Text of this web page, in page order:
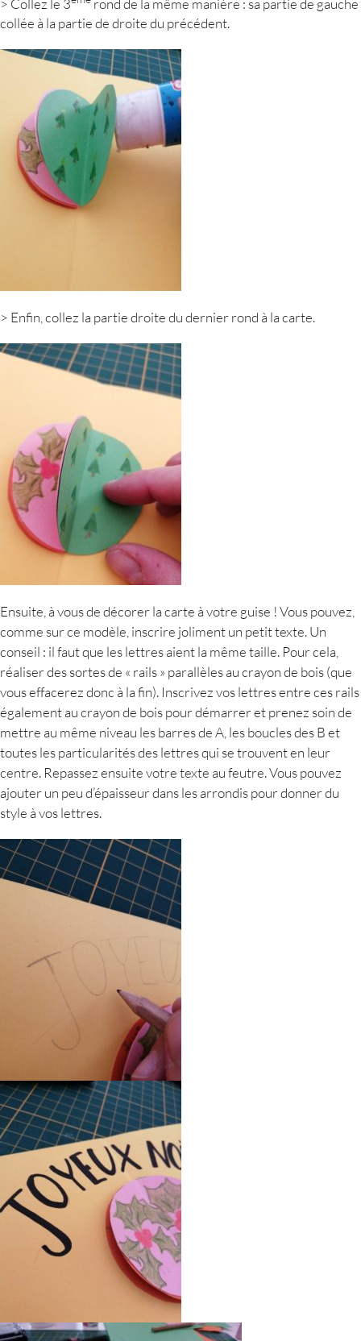
collée à la partie de droite du précédent.
> Enfin, collez la partie droite du dernier rond à la carte.
Ensuite, à vous de décorer la carte à votre guise ! Vous pouvez,
comme sur ce modèle, inscrire joliment un petit texte. Un
conseil : il faut que les lettres aient la même taille. Pour cela,
réaliser des sortes de « rails » parallèles au crayon de bois (que
vous effacerez donc à la fin). Inscrivez vos lettres entre ces rails
également au crayon de bois pour démarrer et prenez soin de
mettre au même niveau les barres de A, les boucles des B et
toutes les particularités des lettres qui se trouvent en leur
centre. Repassez ensuite votre texte au feutre. Vous pouvez
ajouter un peu d’épaisseur dans les arrondis pour donner du
style à vos lettres.